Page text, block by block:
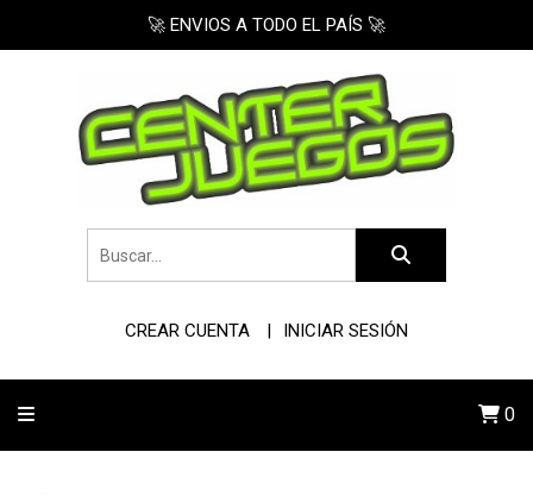
🚀 ENVIOS A TODO EL PAÍS 🚀
CREAR CUENTA INICIAR SESIÓN
0